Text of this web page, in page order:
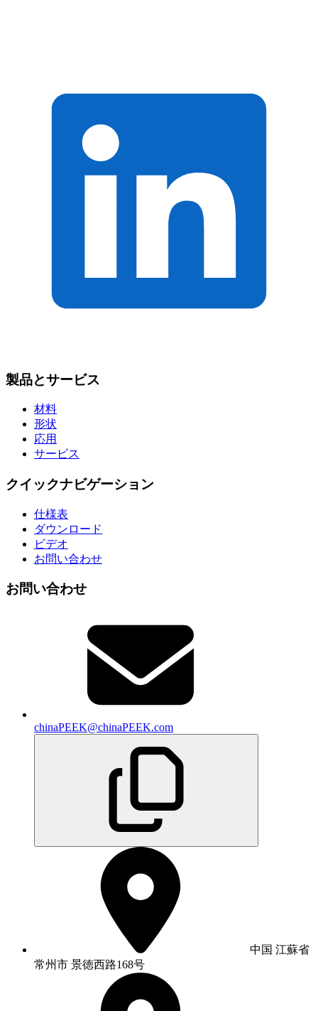
製品とサービス
材料
形状
応用
サービス
クイックナビゲーション
仕様表
ダウンロード
ビデオ
お問い合わせ
お問い合わせ
chinaPEEK@chinaPEEK.com
中国 江蘇省
常州市 景徳西路168号